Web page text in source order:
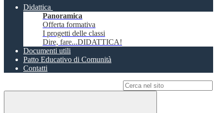
Didattica
Panoramica
Offerta formativa
I progetti delle classi
Dire, fare...DIDATTICA!
Documenti utili
Patto Educativo di Comunità
Contatti